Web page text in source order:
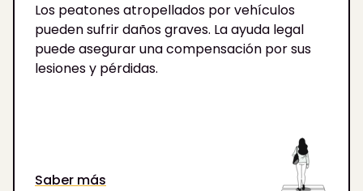
Los peatones atropellados por vehículos
pueden sufrir daños graves. La ayuda legal
puede asegurar una compensación por sus
lesiones y pérdidas.
Saber más